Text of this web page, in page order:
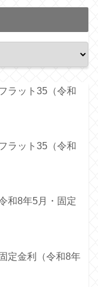
ラット35（令和
ラット35（令和
和8年5月・固定
定金利（令和8年